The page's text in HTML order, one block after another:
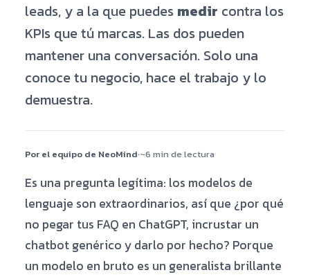
leads, y a la que puedes medir contra los
KPIs que tú marcas. Las dos pueden
mantener una conversación. Solo una
conoce tu negocio, hace el trabajo y lo
demuestra.
Por el equipo de NeoMind·~6 min de lectura
Es una pregunta legítima: los modelos de
lenguaje son extraordinarios, así que ¿por qué
no pegar tus FAQ en ChatGPT, incrustar un
chatbot genérico y darlo por hecho? Porque
un modelo en bruto es un generalista brillante